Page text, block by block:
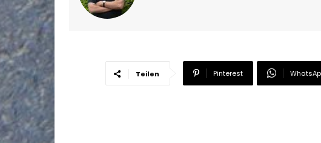
Teilen Pinterest